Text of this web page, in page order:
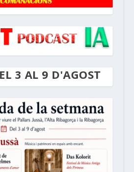
3 AL 9 D'AGOST